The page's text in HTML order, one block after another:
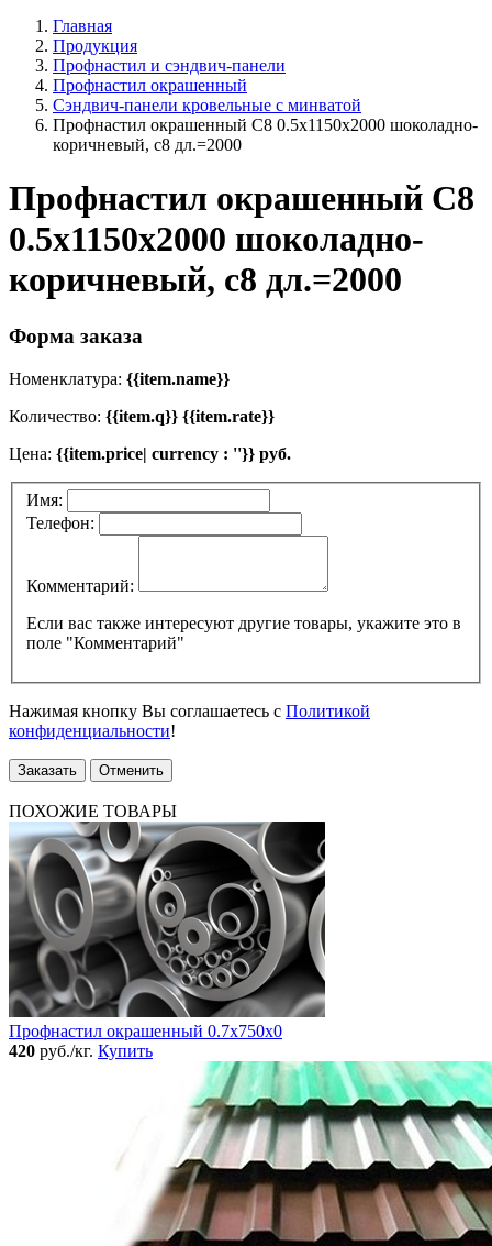
Главная
Продукция
Профнастил и сэндвич-панели
Профнастил окрашенный
Сэндвич-панели кровельные с минватой
Профнастил окрашенный C8 0.5x1150x2000 шоколадно-
коричневый, с8 дл.=2000
Профнастил окрашенный C8
0.5x1150x2000 шоколадно-
коричневый, с8 дл.=2000
Форма заказа
Номенклатура: {{item.name}}
Количество: {{item.q}} {{item.rate}}
Цена: {{item.price| currency : ''}} руб.
Имя:
Телефон:
Комментарий:
Если вас также интересуют другие товары, укажите это в
поле "Комментарий"
Нажимая кнопку Вы соглашаетесь с Политикой
конфиденциальности!
Заказать Отменить
ПОХОЖИЕ ТОВАРЫ
Профнастил окрашенный 0.7x750x0
420 руб./кг. Купить